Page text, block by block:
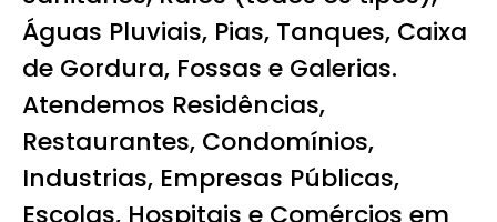
Águas Pluviais, Pias, Tanques, Caixa
de Gordura, Fossas e Galerias.
Atendemos Residências,
Restaurantes, Condomínios,
Industrias, Empresas Públicas,
Escolas, Hospitais e Comércios em